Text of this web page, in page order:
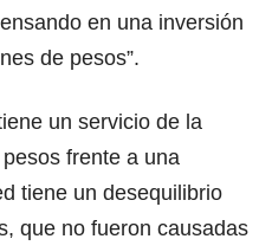
en una inversión
de pesos”.
un servicio de la
frente a una
tiene un desequilibrio
que no fueron causadas